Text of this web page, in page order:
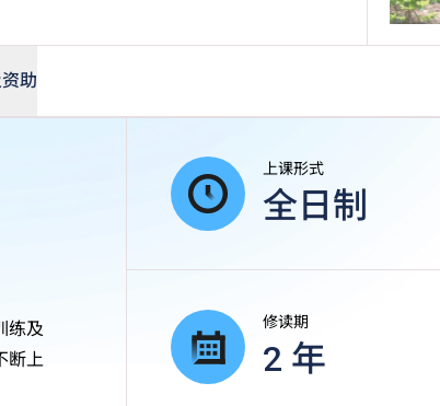
助
练及
断上
上课形式
全日制
修读期
2 年